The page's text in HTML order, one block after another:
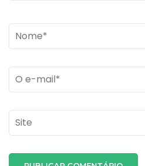
Name*
Email *
Site